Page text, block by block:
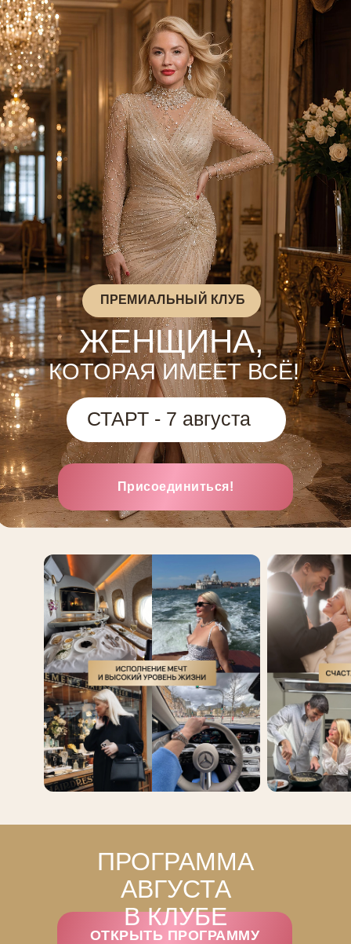
СТАРТ - 7 августа
КОТОРАЯ ИМЕЕТ ВСЁ!
ПРЕМИАЛЬНЫЙ КЛУБ
ЖЕНЩИНА,
Присоединиться!
ОТКРЫТЬ ПРОГРАММУ
ПРОГРАММА
АВГУСТА
В КЛУБЕ